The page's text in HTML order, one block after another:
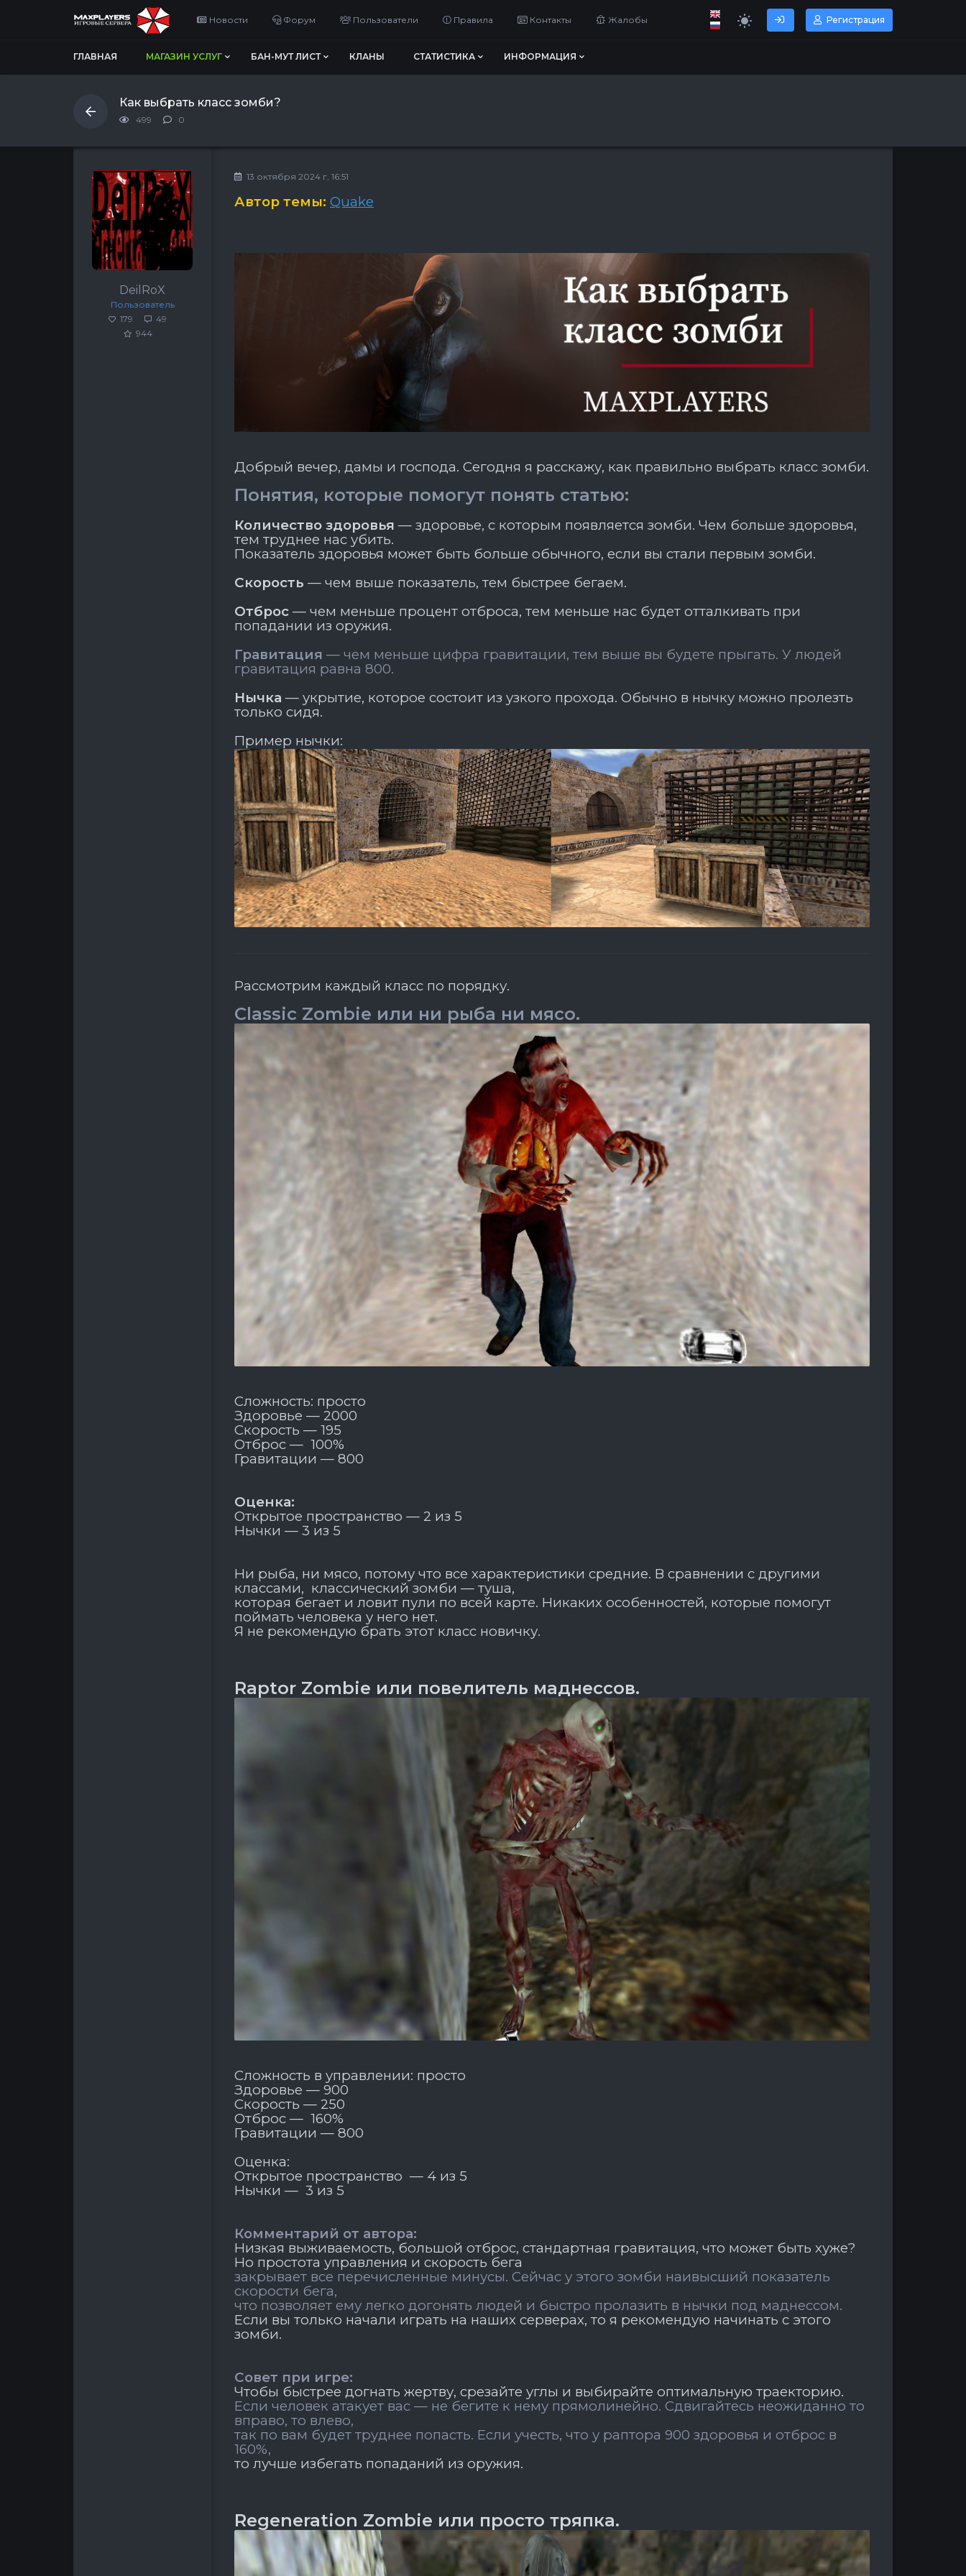
Новости Форум Пользователи Правила Контакты Жалобы Регистрация
ГЛАВНАЯ МАГАЗИН УСЛУГ БАН-МУТ ЛИСТ КЛАНЫ СТАТИСТИКА ИНФОРМАЦИЯ
Как выбрать класс зомби?
499 0
DeilRoX
Пользователь
179
49
944
13 октября 2024 г, 16:51
Автор темы: Quake
Добрый вечер, дамы и господа. Сегодня я расскажу, как правильно выбрать класс зомби.
Понятия, которые помогут понять статью:
Количество здоровья — здоровье, с которым появляется зомби. Чем больше здоровья,
тем труднее нас убить.
Показатель здоровья может быть больше обычного, если вы стали первым зомби.
Скорость — чем выше показатель, тем быстрее бегаем.
Отброс — чем меньше процент отброса, тем меньше нас будет отталкивать при
попадании из оружия.
Гравитация — чем меньше цифра гравитации, тем выше вы будете прыгать. У людей
гравитация равна 800.
Нычка — укрытие, которое состоит из узкого прохода. Обычно в нычку можно пролезть
только сидя.
Пример нычки:
Рассмотрим каждый класс по порядку.
Classic Zombie или ни рыба ни мясо.
Сложность: просто
Здоровье — 2000
Скорость — 195
Отброс — 100%
Гравитации — 800
Оценка:
Открытое пространство — 2 из 5
Нычки — 3 из 5
Ни рыба, ни мясо, потому что все характеристики средние. В сравнении с другими
классами, классический зомби — туша,
которая бегает и ловит пули по всей карте. Никаких особенностей, которые помогут
поймать человека у него нет.
Я не рекомендую брать этот класс новичку.
Raptor Zombie или повелитель маднессов.
Сложность в управлении: просто
Здоровье — 900
Скорость — 250
Отброс — 160%
Гравитации — 800
Оценка:
Открытое пространство — 4 из 5
Нычки — 3 из 5
Комментарий от автора:
Низкая выживаемость, большой отброс, стандартная гравитация, что может быть хуже?
Но простота управления и скорость бега
закрывает все перечисленные минусы. Сейчас у этого зомби наивысший показатель
скорости бега,
что позволяет ему легко догонять людей и быстро пролазить в нычки под маднессом.
Если вы только начали играть на наших серверах, то я рекомендую начинать с этого
зомби.
Совет при игре:
Чтобы быстрее догнать жертву, срезайте углы и выбирайте оптимальную траекторию.
Если человек атакует вас — не бегите к нему прямолинейно. Сдвигайтесь неожиданно то
вправо, то влево,
так по вам будет труднее попасть. Если учесть, что у раптора 900 здоровья и отброс в
160%,
то лучше избегать попаданий из оружия.
Regeneration Zombie или просто тряпка.